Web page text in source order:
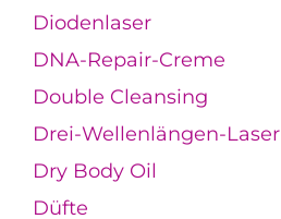
Diodenlaser
DNA-Repair-Creme
Double Cleansing
Drei-Wellenlängen-Laser
Dry Body Oil
Düfte